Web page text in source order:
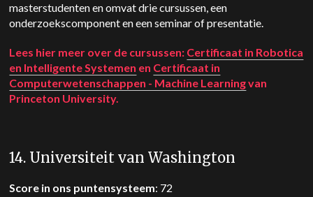
masterstudenten en omvat drie cursussen, een
onderzoekscomponent en een seminar of presentatie.
Lees hier meer over de cursussen: Certificaat in Robotica
en Intelligente Systemen en Certificaat in
Computerwetenschappen - Machine Learningvan
Princeton University.
14. Universiteit van Washington
Score in ons puntensysteem: 72